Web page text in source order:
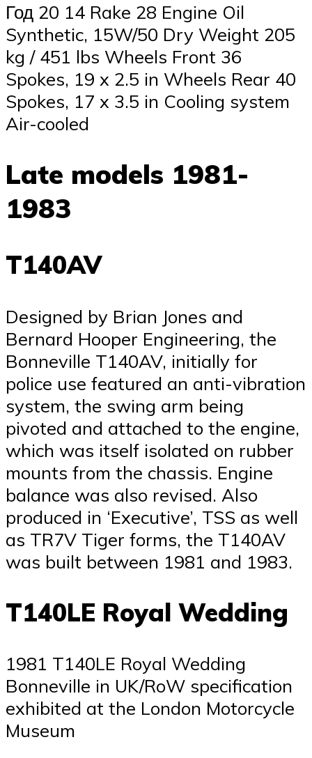
Год 20 14 Rake 28 Engine Oil
Synthetic, 15W/50 Dry Weight 205
kg / 451 lbs Wheels Front 36
Spokes, 19 x 2.5 in Wheels Rear 40
Spokes, 17 x 3.5 in Cooling system
Air-cooled
Late models 1981-
1983
T140AV
Designed by Brian Jones and
Bernard Hooper Engineering, the
Bonneville T140AV, initially for
police use featured an anti-vibration
system, the swing arm being
pivoted and attached to the engine,
which was itself isolated on rubber
mounts from the chassis. Engine
balance was also revised. Also
produced in ‘Executive’, TSS as well
as TR7V Tiger forms, the T140AV
was built between 1981 and 1983.
T140LE Royal Wedding
1981 T140LE Royal Wedding
Bonneville in UK/RoW specification
exhibited at the London Motorcycle
Museum